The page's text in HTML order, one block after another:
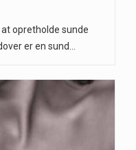
opretholde sunde
er en sund…